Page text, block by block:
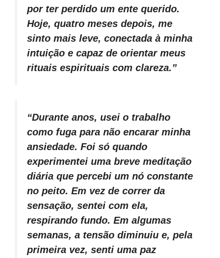
por ter perdido um ente querido.
Hoje, quatro meses depois, me
sinto mais leve, conectada à minha
intuição e capaz de orientar meus
rituais espirituais com clareza.”
“Durante anos, usei o trabalho
como fuga para não encarar minha
ansiedade. Foi só quando
experimentei uma breve meditação
diária que percebi um nó constante
no peito. Em vez de correr da
sensação, sentei com ela,
respirando fundo. Em algumas
semanas, a tensão diminuiu e, pela
primeira vez, senti uma paz